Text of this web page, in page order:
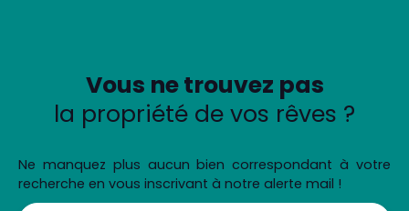
Vous ne trouvez pas
la propriété de vos rêves ?
Ne manquez plus aucun bien correspondant à votre
recherche en vous inscrivant à notre alerte mail !